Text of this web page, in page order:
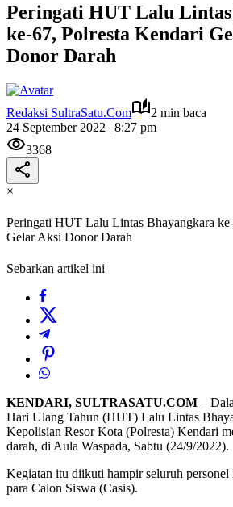
Peringati HUT Lalu
ke-67, Polresta Kendari
Donor Darah
Redaksi SultraSatu.Com
2 min baca
24 September 2022 | 8:27 pm
3368
×
Peringati HUT Lalu Lintas Bhayangkara
Gelar Aksi Donor Darah
Sebarkan artikel ini
KENDARI, SULTRASATU.COM –
Hari Ulang Tahun (HUT) Lalu Lintas
Kepolisian Resor Kota (Polresta) Kendari
darah, di Aula Waspada, Sabtu (24/9/2022).
Kegiatan itu diikuti hampir seluruh personel
para Calon Siswa (Casis).